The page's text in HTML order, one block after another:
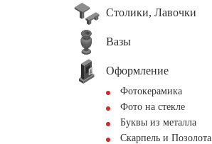
Столики, Лавочки
Вазы
Оформление
Фотокерамика
Фото на стекле
Буквы из металла
Скарпель и Позолота